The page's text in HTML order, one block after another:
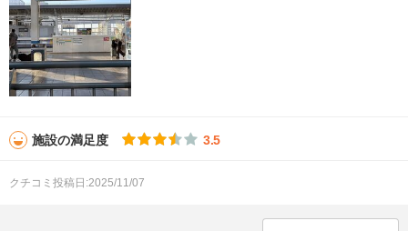
施設の満足度 3.5
クチコミ投稿日:2025/11/07